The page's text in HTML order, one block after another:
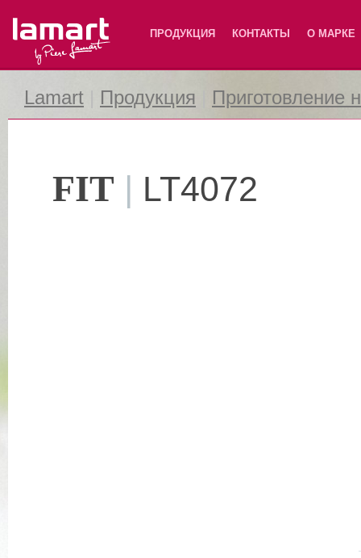
Lamart ПРОДУКЦИЯ КОНТАКТЫ О МАРКЕ
Lamart Продукция Приготовление
FIT | LT4072